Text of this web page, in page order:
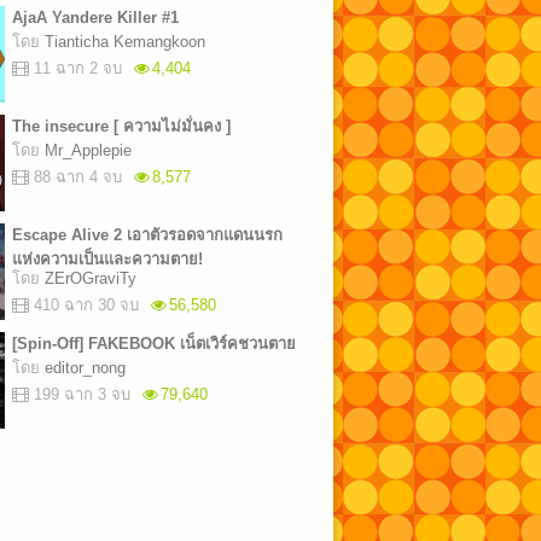
AjaA Yandere Killer #1
โดย Tianticha Kemangkoon
11 ฉาก 2 จบ
4,404
The insecure [ ความไม่มั่นคง ]
โดย Mr_Applepie
88 ฉาก 4 จบ
8,577
Escape Alive 2 เอาตัวรอดจากแดนนรก
แห่งความเป็นและความตาย!
โดย ZErOGraviTy
410 ฉาก 30 จบ
56,580
[Spin-Off] FAKEBOOK เน็ตเวิร์คชวนตาย
โดย editor_nong
199 ฉาก 3 จบ
79,640